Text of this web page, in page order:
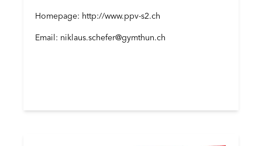
Homepage: http://www.ppv-s2.ch
Email: niklaus.schefer@gymthun.ch